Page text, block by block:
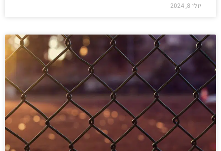
יולי 8, 2024